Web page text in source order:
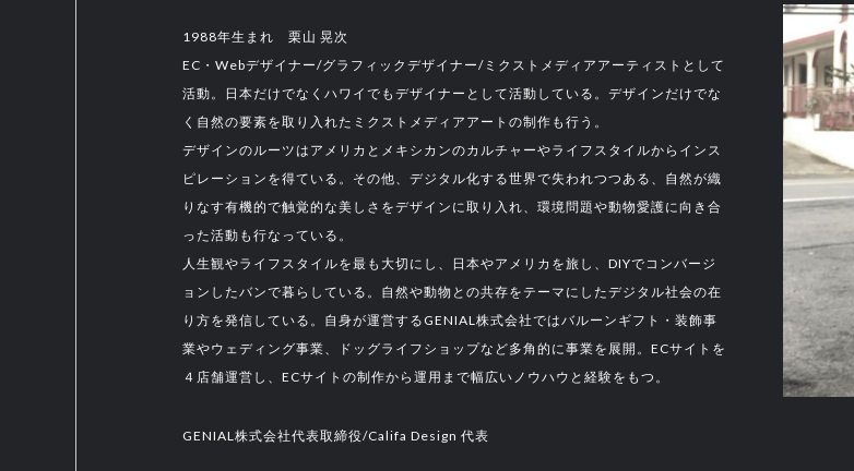
1988年生まれ 栗山 晃次
EC・Webデザイナー/グラフィックデザイナー/ミクストメディアアーティストとして
活動。日本だけでなくハワイでもデザイナーとして活動している。デザインだけでな
く自然の要素を取り入れたミクストメディアアートの制作も行う。
デザインのルーツはアメリカとメキシカンのカルチャーやライフスタイルからインス
ピレーションを得ている。その他、デジタル化する世界で失われつつある、自然が織
りなす有機的で触覚的な美しさをデザインに取り入れ、環境問題や動物愛護に向き合
った活動も行なっている。
人生観やライフスタイルを最も大切にし、日本やアメリカを旅し、DIYでコンバージ
ョンしたバンで暮らしている。自然や動物との共存をテーマにしたデジタル社会の在
り方を発信している。自身が運営するGENIAL株式会社ではバルーンギフト・装飾事
業やウェディング事業、ドッグライフショップなど多角的に事業を展開。ECサイトを
４店舗運営し、ECサイトの制作から運用まで幅広いノウハウと経験をもつ。
GENIAL株式会社代表取締役/Califa Design 代表